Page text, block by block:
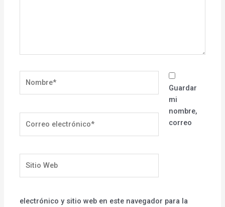
electrónico*
Web
Guardar
mi
nombre,
correo
electrónico y sitio web en este navegador para la